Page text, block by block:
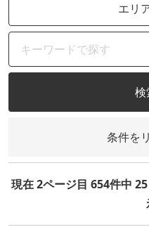
エリ
検
条件を
現在 2ページ目 654件中